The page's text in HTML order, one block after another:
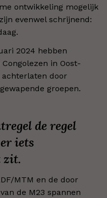
ontwikkeling mogelijk
evenwel schrijnend:
2024 hebben
in Oost-
achterlaten door
groepen.
de regel
iets
zit.
MTM en de door
de M23 spannen